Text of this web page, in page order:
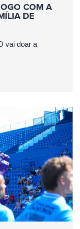
COM A
DE
vai doar a